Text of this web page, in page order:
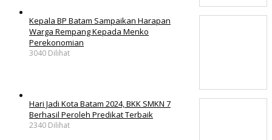
Kepala BP Batam Sampaikan Harapan
Warga Rempang Kepada Menko
Perekonomian
3040 Dilihat
Hari Jadi Kota Batam 2024, BKK SMKN 7
Berhasil Peroleh Predikat Terbaik
2340 Dilihat